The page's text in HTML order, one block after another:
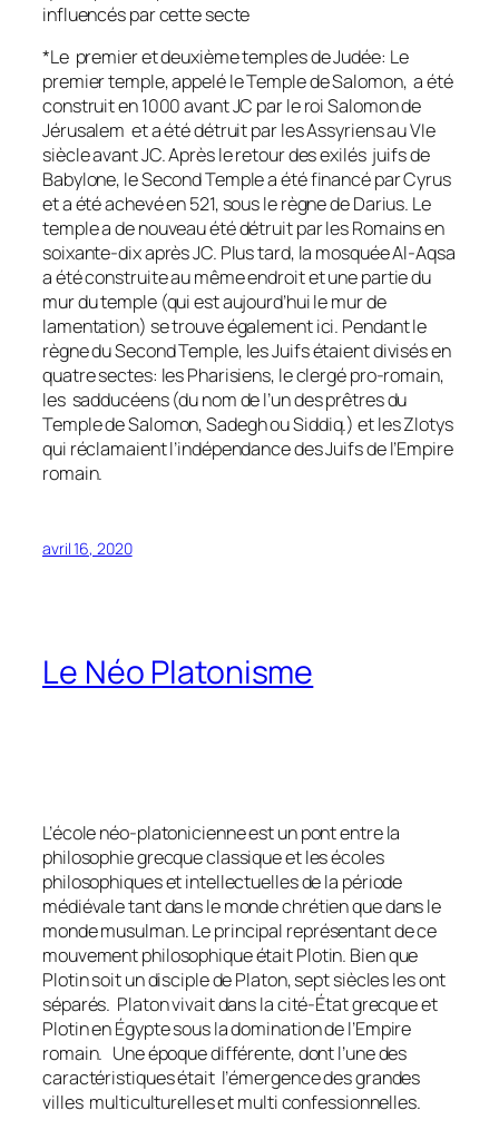
influencés par cette secte
*Le premier et deuxième temples de Judée: Le
premier temple, appelé le Temple de Salomon, a été
construit en 1000 avant JC par le roi Salomon de
Jérusalem et a été détruit par les Assyriens au VIe
siècle avant JC. Après le retour des exilés juifs de
Babylone, le Second Temple a été financé par Cyrus
et a été achevé en 521, sous le règne de Darius. Le
temple a de nouveau été détruit par les Romains en
soixante-dix après JC. Plus tard, la mosquée Al-Aqsa
a été construite au même endroit et une partie du
mur du temple (qui est aujourd’hui le mur de
lamentation) se trouve également ici. Pendant le
règne du Second Temple, les Juifs étaient divisés en
quatre sectes: les Pharisiens, le clergé pro-romain,
les sadducéens (du nom de l’un des prêtres du
Temple de Salomon, Sadegh ou Siddiq.) et les Zlotys
qui réclamaient l’indépendance des Juifs de l’Empire
romain.
avril 16, 2020
Le Néo Platonisme
L’école néo-platonicienne est un pont entre la
philosophie grecque classique et les écoles
philosophiques et intellectuelles de la période
médiévale tant dans le monde chrétien que dans le
monde musulman. Le principal représentant de ce
mouvement philosophique était Plotin. Bien que
Plotin soit un disciple de Platon, sept siècles les ont
séparés. Platon vivait dans la cité-État grecque et
Plotin en Égypte sous la domination de l’Empire
romain. Une époque différente, dont l’une des
caractéristiques était l’émergence des grandes
villes multiculturelles et multi confessionnelles.